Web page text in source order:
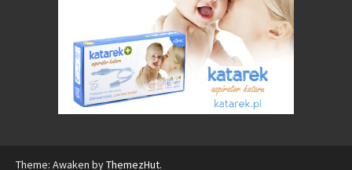
Theme: Awaken byThemezHut.